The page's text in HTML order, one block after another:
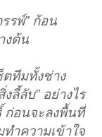
รรพ์” ก้อน
างต้น
ตทีมทั้งช่าง
ลี้ลับ” อย่างไร
ก่อนจะลงพื้นที่
ำความเข้าใจ